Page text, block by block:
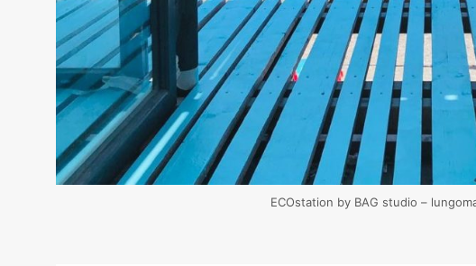
ECOstation by BAG studio –